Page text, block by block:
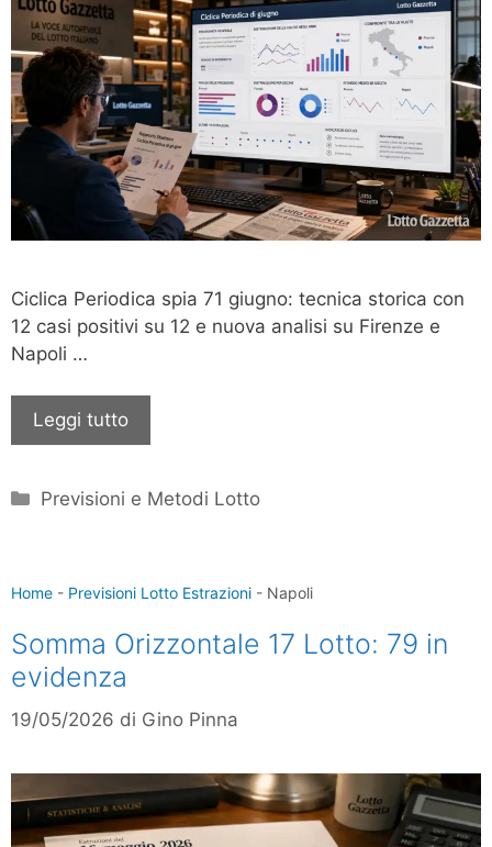
Ciclica Periodica spia 71 giugno: tecnica storica con
12 casi positivi su 12 e nuova analisi su Firenze e
Napoli …
Leggi tutto
Categorie
Previsioni e Metodi Lotto
Home - Previsioni Lotto Estrazioni - Napoli
Somma Orizzontale 17 Lotto: 79 in
evidenza
19/05/2026 di Gino Pinna